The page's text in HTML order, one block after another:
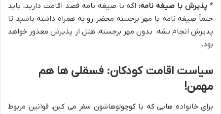
* پذیرش با صیغه نامه:اگه با صیغه نامه قصد اقامت دارید، باید
حتماً صیغه نامه با مهر برجسته محضر رو به همراه داشته باشید تا
پذیرش انجام بشه. بدون مهر برجسته، هتل از پذیرش معذور خواهد
بود.
سیاست اقامت کودکان: فسقلی ها هم
مهمن!
برای خانواده هایی که با کوچولوهاشون سفر می کنن، قوانین مربوط